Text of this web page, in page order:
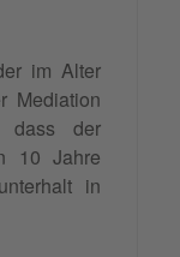
im Alter
Mediation
dass der
10 Jahre
in